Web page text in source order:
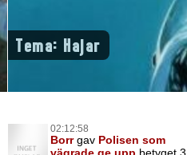
Tema: Hajar
02:12:58
Borrgav Polisen som
vägrade ge upp betyget